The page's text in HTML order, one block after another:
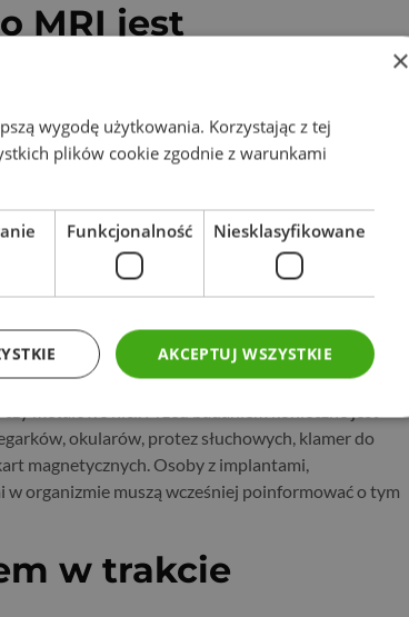
MRI jest
diagnostyki oraz tego, czy badanie
z użyciem środka kontrastującego pacjent
krwi, ważny przez 30 dni od momentu
oznaczenia poziomu kreatyniny na miejscu
brzusznej i miednicy bez kontrastu obowiązuje
pić wodę oraz przyjmować niezbędne leki
odzieży. Najlepiej przyjść w ubraniach bez
okularów, protez słuchowych, klamer do
magnetycznych. Osoby z implantami,
organizmie muszą wcześniej poinformować o tym
w trakcie
×
wygodę użytkowania. Korzystając z tej
plików cookie zgodnie z warunkami
Funkcjonalność Niesklasyfikowane
AKCEPTUJ WSZYSTKIE